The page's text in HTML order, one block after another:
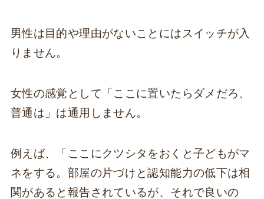
男性は目的や理由がないことにはスイッチが入
りません。
女性の感覚として「ここに置いたらダメだろ、
普通は」は通用しません。
例えば、「ここにクツシタをおくと子どもがマ
ネをする。部屋の片づけと認知能力の低下は相
関があると報告されているが、それで良いの